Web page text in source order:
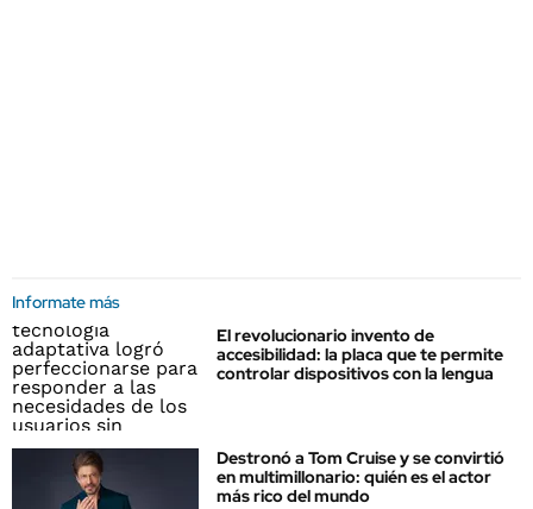
Informate más
El revolucionario invento de
accesibilidad: la placa que te permite
controlar dispositivos con la lengua
Destronó a Tom Cruise y se convirtió
en multimillonario: quién es el actor
más rico del mundo